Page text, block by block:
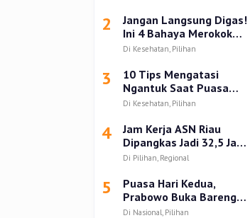
2
Jangan Langsung Digas!
Ini 4 Bahaya Merokok
setelah Buka Puasa
Di Kesehatan, Pilihan
3
10 Tips Mengatasi
Ngantuk Saat Puasa
Ramadhan 2025
Di Kesehatan, Pilihan
4
Jam Kerja ASN Riau
Dipangkas Jadi 32,5 Jam
Seminggu Selama
Di Pilihan, Regional
5
Puasa Hari Kedua,
Prabowo Buka Bareng
Anak dan Mantan Istri
Di Nasional, Pilihan